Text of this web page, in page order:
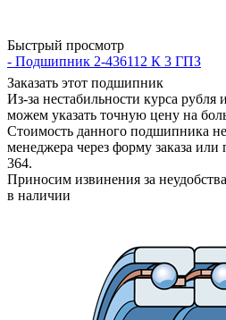
Быстрый просмотр
- Подшипник 2-436112 К 3 ГПЗ
Заказать этот подшипник
Из-за нестабильности курса
можем указать точную цену на
Стоимость данного подшипника
менеджера через форму заказа
364.
Приносим извинения за
в наличии